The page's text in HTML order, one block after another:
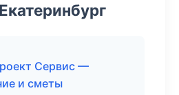
Сервис —
и сметы